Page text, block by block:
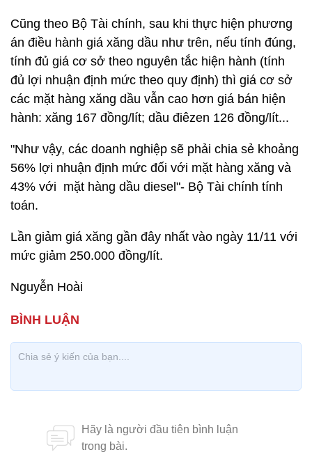
Cũng theo Bộ Tài chính, sau khi thực hiện phương
án điều hành giá xăng dầu như trên, nếu tính đúng,
tính đủ giá cơ sở theo nguyên tắc hiện hành (tính
đủ lợi nhuận định mức theo quy định) thì giá cơ sở
các mặt hàng xăng dầu vẫn cao hơn giá bán hiện
hành: xăng 167 đồng/lít; dầu điêzen 126 đồng/lít...
"Như vậy, các doanh nghiệp sẽ phải chia sẻ khoảng
56% lợi nhuận định mức đối với mặt hàng xăng và
43% với mặt hàng dầu diesel"- Bộ Tài chính tính
toán.
Lần giảm giá xăng gần đây nhất vào ngày 11/11 với
mức giảm 250.000 đồng/lít.
Nguyễn Hoài